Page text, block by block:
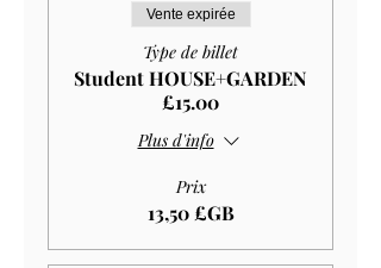
Vente expirée
Type de billet
Student HOUSE+GARDEN
£15.00
Plus d'info
Prix
13,50 £GB